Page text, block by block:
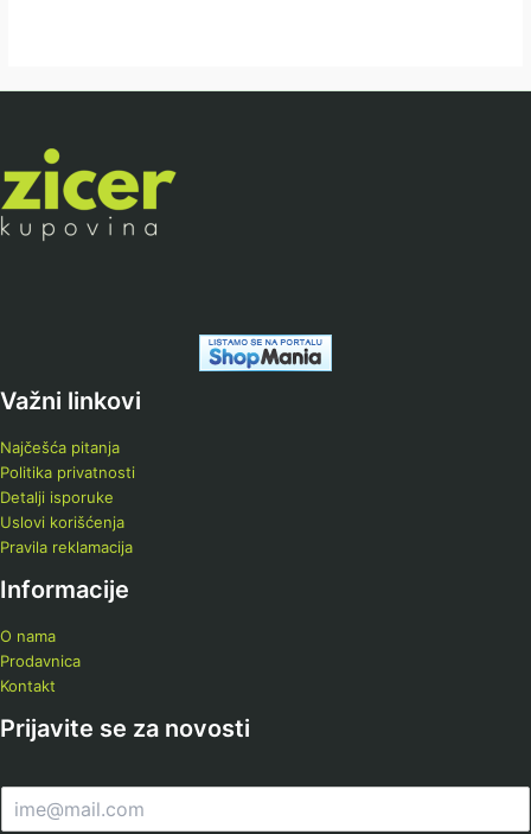
Važni linkovi
Najčešća pitanja
Politika privatnosti
Detalji isporuke
Uslovi korišćenja
Pravila reklamacija
Informacije
O nama
Prodavnica
Kontakt
Prijavite se za novosti
m